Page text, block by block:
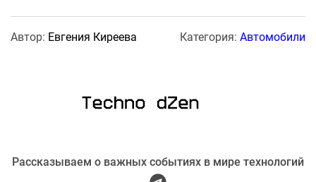
Автор: Евгения Киреева Категория: Автомобили
Рассказываем о важных событиях в мире технологий